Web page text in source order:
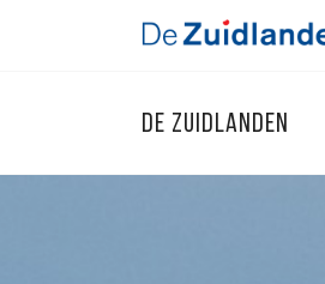
DE ZUIDLANDEN